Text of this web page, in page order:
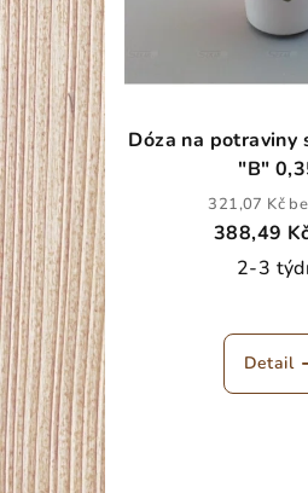
u
k
p
r
Dóza na potraviny
"B"
321,07 Kč
388,49
2-3
Detail